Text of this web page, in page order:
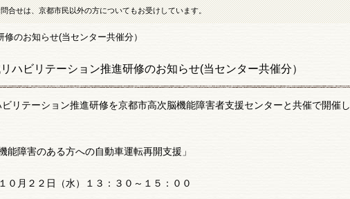
合せは、京都市民以外の方についてもお受けしています。
のお知らせ(当センター共催分）
ハビリテーション推進研修のお知らせ(当センター共催分）
リテーション推進研修を京都市高次脳機能障害者支援センターと共催で開催し
能障害のある方への自動車運転再開支援」
月２２日（水）１３：３０～１５：００